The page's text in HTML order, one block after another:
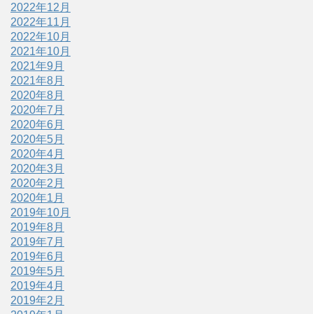
2022年12月
2022年11月
2022年10月
2021年10月
2021年9月
2021年8月
2020年8月
2020年7月
2020年6月
2020年5月
2020年4月
2020年3月
2020年2月
2020年1月
2019年10月
2019年8月
2019年7月
2019年6月
2019年5月
2019年4月
2019年2月